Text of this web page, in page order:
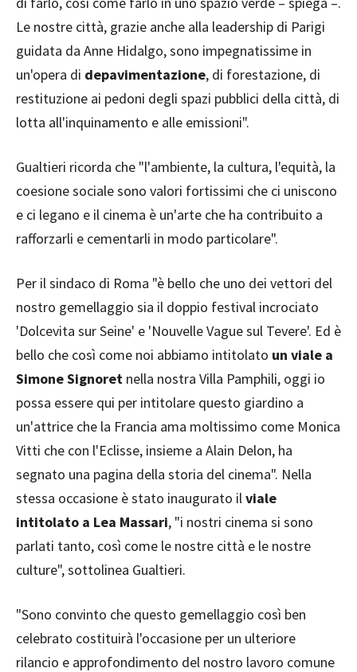
Le nostre città, grazie anche alla leadership di Parigi
guidata da Anne Hidalgo, sono impegnatissime in
un'opera di depavimentazione, di forestazione, di
restituzione ai pedoni degli spazi pubblici della città, di
lotta all'inquinamento e alle emissioni".
Gualtieri ricorda che "l'ambiente, la cultura, l'equità, la
coesione sociale sono valori fortissimi che ci uniscono
e ci legano e il cinema è un'arte che ha contribuito a
rafforzarli e cementarli in modo particolare".
Per il sindaco di Roma "è bello che uno dei vettori del
nostro gemellaggio sia il doppio festival incrociato
'Dolcevita sur Seine' e 'Nouvelle Vague sul Tevere'. Ed è
bello che così come noi abbiamo intitolato un viale a
Simone Signoret nella nostra Villa Pamphili, oggi io
possa essere qui per intitolare questo giardino a
un'attrice che la Francia ama moltissimo come Monica
Vitti che con l'Eclisse, insieme a Alain Delon, ha
segnato una pagina della storia del cinema". Nella
stessa occasione è stato inaugurato ilviale
intitolato a Lea Massari, "i nostri cinema si sono
parlati tanto, così come le nostre città e le nostre
culture", sottolinea Gualtieri.
"Sono convinto che questo gemellaggio così ben
celebrato costituirà l'occasione per un ulteriore
rilancio e approfondimento del nostro lavoro comune